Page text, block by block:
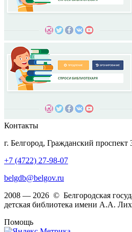
Контакты
г. Белгород, Гражданский проспект
+7 (4722) 27-98-07
belgdb@belgov.ru
2008 — 2026 © Белгородская
детская библиотека имени А.А.
Помощь